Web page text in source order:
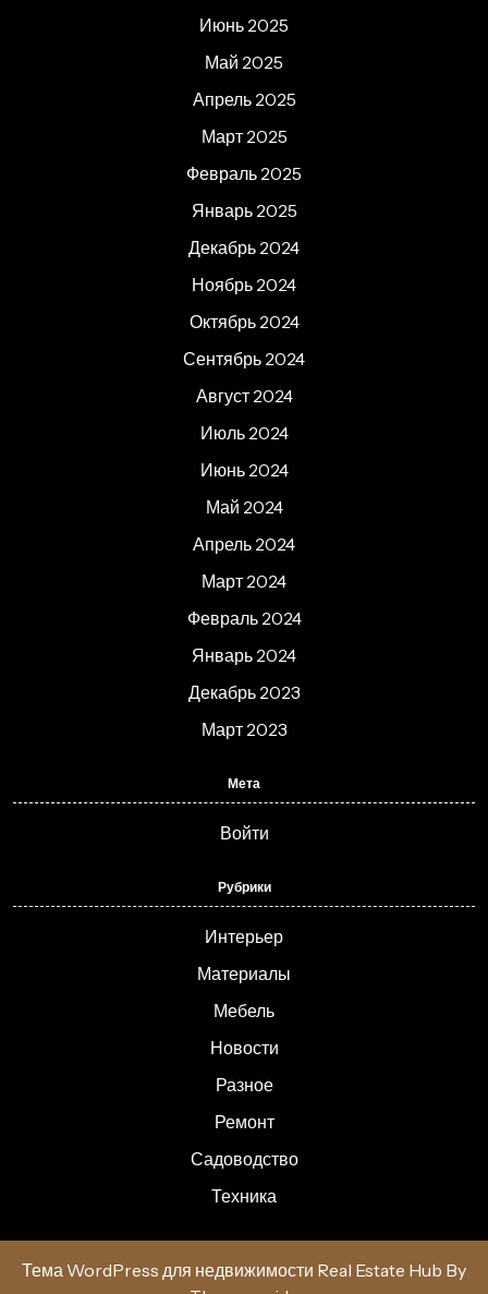
Июнь 2025
Май 2025
Апрель 2025
Март 2025
Февраль 2025
Январь 2025
Декабрь 2024
Ноябрь 2024
Октябрь 2024
Сентябрь 2024
Август 2024
Июль 2024
Июнь 2024
Май 2024
Апрель 2024
Март 2024
Февраль 2024
Январь 2024
Декабрь 2023
Март 2023
Мета
Войти
Рубрики
Интерьер
Материалы
Мебель
Новости
Разное
Ремонт
Садоводство
Техника
Тема WordPress для недвижимости Real Estate Hub By